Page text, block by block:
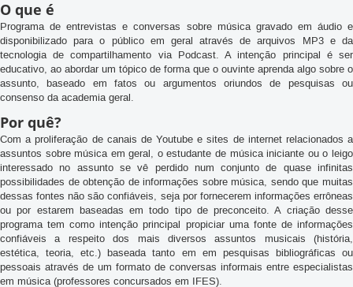
O que é
Programa de entrevistas e conversas sobre música gravado em áudio e
disponibilizado para o público em geral através de arquivos MP3 e da
tecnologia de compartilhamento via Podcast. A intenção principal é ser
educativo, ao abordar um tópico de forma que o ouvinte aprenda algo sobre o
consenso da academia geral.
Por quê?
Com a proliferação de canais de Youtube e sites de internet relacionados a
assuntos sobre música em geral, o estudante de música iniciante ou o leigo
interessado no assunto se vê perdido num conjunto de quase infinitas
possibilidades de obtenção de informações sobre música, sendo que muitas
dessas fontes não são confiáveis, seja por fornecerem informações errôneas
ou por estarem baseadas em todo tipo de preconceito. A criação desse
programa tem como intenção principal propiciar uma fonte de informações
confiáveis a respeito dos mais diversos assuntos musicais (história,
estética, teoria, etc.) baseada tanto em em pesquisas bibliográficas ou